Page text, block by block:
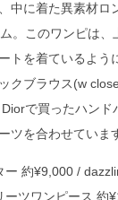
中に着た異素材ロ
。このワンピは、
トを着ているよう
クブラウス(w
で買ったハンド
ツを合わせていま
ー 約¥9,000 /
ツワンピース 約